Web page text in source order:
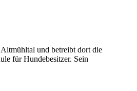
und betreibt dort die
für Hundebesitzer. Sein